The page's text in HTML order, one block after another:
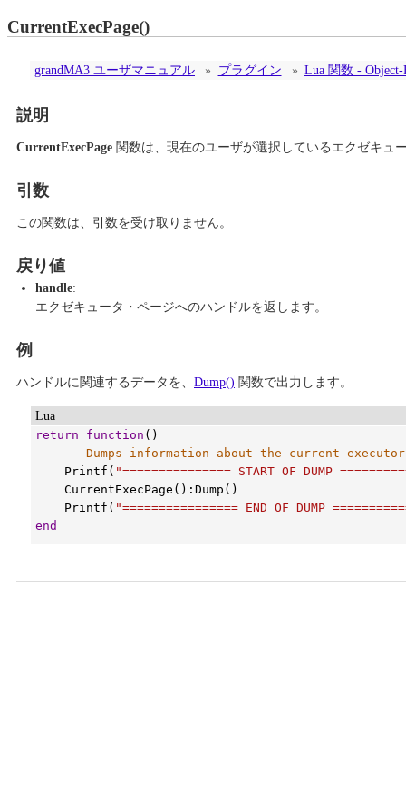
CurrentExecPage()
grandMA3 ユーザマニュアル » プラグイン » Lua 関数 - Object-
説明
CurrentExecPage 関数は、現在のユーザが選択しているエクゼキュ
引数
この関数は、引数を受け取りません。
戻り値
handle:
エクゼキュータ・ページへのハンドルを返します。
例
ハンドルに関連するデータを、 Dump() 関数で出力します。
Lua
return
function ()
-- Dumps information about the current executor
Printf ( "=============== START OF DUMP
CurrentExecPage (): Dump ()
Printf ( "================ END OF DUMP
end